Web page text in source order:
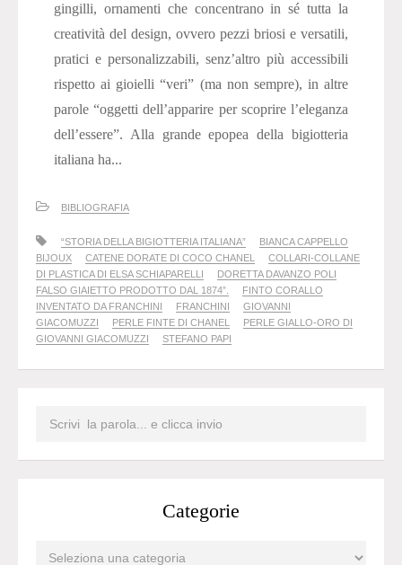
gingilli, ornamenti che concentrano in sé tutta la
creatività del design, ovvero pezzi briosi e versatili,
pratici e personalizzabili, senz’altro più accessibili
rispetto ai gioielli “veri” (ma non sempre), in altre
parole “oggetti dell’apparire per scoprire l’eleganza
dell’essere”. Alla grande epopea della bigiotteria
italiana ha...
BIBLIOGRAFIA
“STORIA DELLA BIGIOTTERIA ITALIANA”
BIANCA CAPPELLO
BIJOUX
CATENE DORATE DI COCO CHANEL
COLLARI-COLLANE
DI PLASTICA DI ELSA SCHIAPARELLI
DORETTA DAVANZO POLI
FALSO GIAIETTO PRODOTTO DAL 1874”.
FINTO CORALLO
INVENTATO DA FRANCHINI
FRANCHINI
GIOVANNI
GIACOMUZZI
PERLE FINTE DI CHANEL
PERLE GIALLO-ORO DI
GIOVANNI GIACOMUZZI
STEFANO PAPI
Categorie